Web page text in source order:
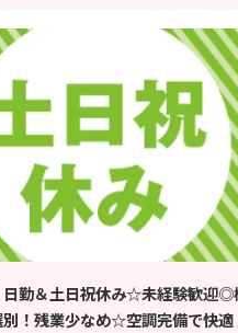
日勤＆土日祝休み☆未経験歓迎◎
別！残業少なめ☆空調完備で快